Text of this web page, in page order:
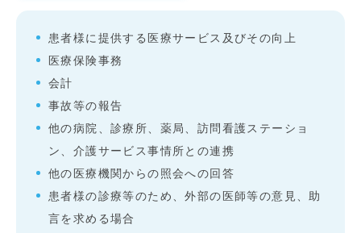
患者様に提供する医療サービス及びその向上
医療保険事務
会計
事故等の報告
他の病院、診療所、薬局、訪問看護ステーショ
ン、介護サービス事情所との連携
他の医療機関からの照会への回答
患者様の診療等のため、外部の医師等の意見、助
言を求める場合